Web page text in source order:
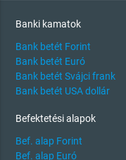
Banki kamatok
Bank betét Forint
Bank betét Euró
Bank betét Svájci frank
Bank betét USA dollár
Befektetési alapok
Bef. alap Forint
Bef. alap Euró